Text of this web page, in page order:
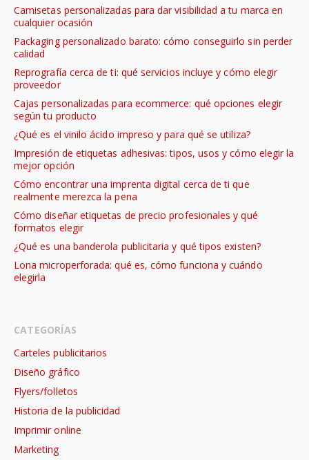
Camisetas personalizadas para dar visibilidad a tu marca en
cualquier ocasión
Packaging personalizado barato: cómo conseguirlo sin perder
calidad
Reprografía cerca de ti: qué servicios incluye y cómo elegir
proveedor
Cajas personalizadas para ecommerce: qué opciones elegir
según tu producto
¿Qué es el vinilo ácido impreso y para qué se utiliza?
Impresión de etiquetas adhesivas: tipos, usos y cómo elegir la
mejor opción
Cómo encontrar una imprenta digital cerca de ti que
realmente merezca la pena
Cómo diseñar etiquetas de precio profesionales y qué
formatos elegir
¿Qué es una banderola publicitaria y qué tipos existen?
Lona microperforada: qué es, cómo funciona y cuándo
elegirla
CATEGORÍAS
Carteles publicitarios
Diseño gráfico
Flyers/folletos
Historia de la publicidad
Imprimir online
Marketing